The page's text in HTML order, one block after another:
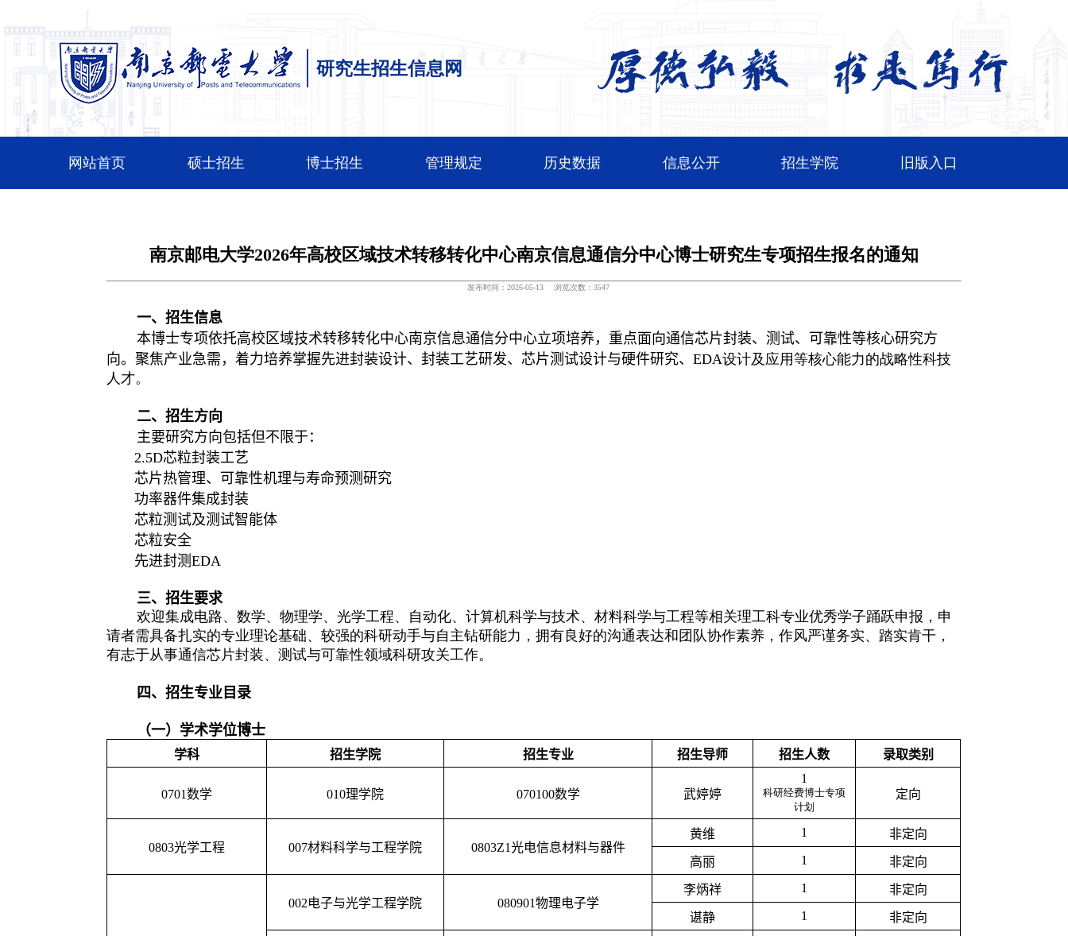
研究生招生信息网
网站首页 硕士招生 博士招生 管理规定 历史数据 信息公开 招生学院 旧版入口
南京邮电大学2026年高校区域技术转移转化中心南京信息通信分中心博士研究生专项招生报名的通知
发布时间：2026-05-13 浏览次数： 3547
一、招生信息
本博士专项依托高校区域技术转移转化中心南京信息通信分中心立项培养，重点面向通信芯片封装、测试、可靠性等核心研究方
向。聚焦产业急需，着力培养掌握先进封装设计、封装工艺研发、芯片测试设计与硬件研究、EDA设计及应用等核心能力的战略性科技
人才。
二、招生方向
主要研究方向包括但不限于：
2.5D芯粒封装工艺
芯片热管理、可靠性机理与寿命预测研究
功率器件集成封装
芯粒测试及测试智能体
芯粒安全
先进封测EDA
三、招生要求
欢迎集成电路、数学、物理学、光学工程、自动化、计算机科学与技术、材料科学与工程等相关理工科专业优秀学子踊跃申报，申
请者需具备扎实的专业理论基础、较强的科研动手与自主钻研能力，拥有良好的沟通表达和团队协作素养，作风严谨务实、踏实肯干，
有志于从事通信芯片封装、测试与可靠性领域科研攻关工作。
四、招生专业目录
（一）学术学位博士
学科 招生学院 招生专业 招生导师 招生人数 录取类别
0701数学 010理学院 070100数学 武婷婷
1
科研经费博士专项
计划
定向
0803光学工程 007材料科学与工程学院 0803Z1光电信息材料与器件
黄维 1 非定向
高丽 1 非定向
002电子与光学工程学院 080901物理电子学
李炳祥 1 非定向
谌静 1 非定向